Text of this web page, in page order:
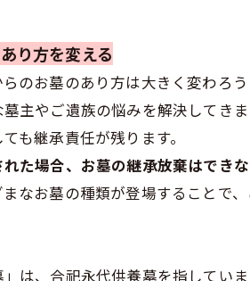
り方を変える
のお墓のあり方は大きく変わろう
主やご遺族の悩みを解決してきま
も継承責任が残ります。
た場合、お墓の継承放棄はでき
なお墓の種類が登場することで
は、合祀永代供養墓を指していま